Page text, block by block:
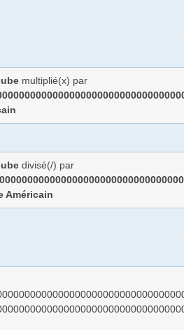
multiplié(x) par
divisé(/) par
Américain